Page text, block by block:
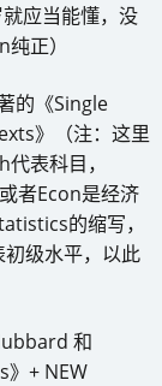
应当能懂，没
正）
的《Single
》（注：这里
表科目，
者Econ是经济
的缩写，
级水平，以此
和
》+ NEW